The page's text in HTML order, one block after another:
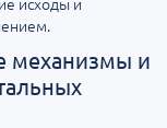
механизмы и